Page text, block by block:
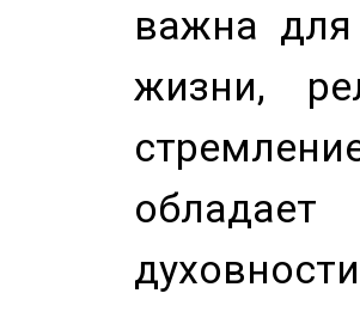
важна для
жизни,